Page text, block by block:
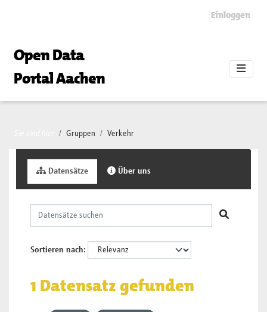
Einloggen
Open Data
Portal Aachen
Gruppen Verkehr
Datensätze Über uns
Sortieren nach
1 Datensatz gefunden